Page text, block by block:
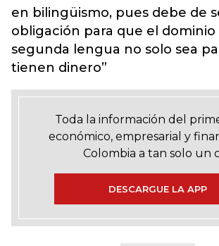
en bilingüismo, pues debe de
obligación para que el dominio
segunda lengua no solo sea
tienen dinero”
Toda la información del
económico, empresarial y
Colombia a tan solo un
DESCARGUE LA APP